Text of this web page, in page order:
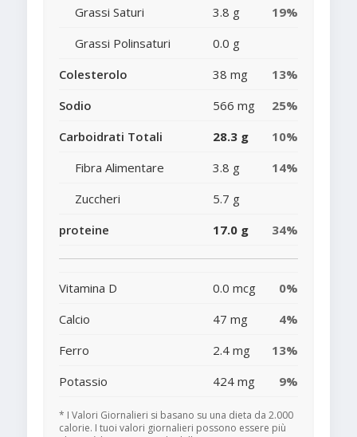
Grassi Saturi
3.8 g
19%
Grassi Polinsaturi
0.0 g
Colesterolo
38 mg
13%
Sodio
566 mg
25%
Carboidrati Totali
28.3 g
10%
Fibra Alimentare
3.8 g
14%
Zuccheri
5.7 g
proteine
17.0 g 34%
Vitamina D 0.0 mcg
0%
Calcio
47 mg
4%
Ferro
2.4 mg
13%
Potassio
424 mg 9%
* I Valori Giornalieri si basano su una dieta da 2.000
calorie. I tuoi valori giornalieri possono essere più